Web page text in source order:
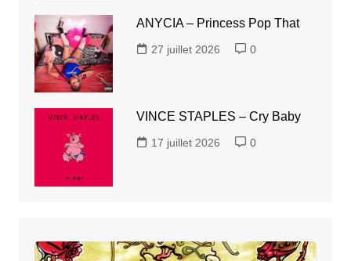
ANYCIA – Princess Pop That
27 juillet 2026 0
VINCE STAPLES – Cry Baby
17 juillet 2026 0
CESCHI